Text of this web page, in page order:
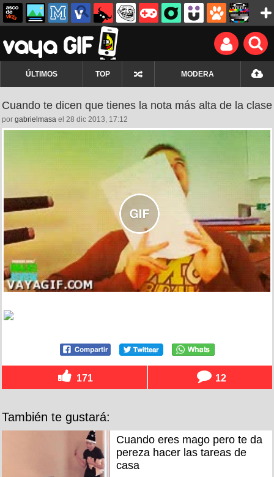
ÚLTIMOS TOP MODERA
Cuando te dicen que tienes la nota más alta de la clase
por gabrielmasa el 28 dic 2013, 17:12
171 12
También te gustará:
Cuando eres mago pero te da
pereza hacer las tareas de
casa